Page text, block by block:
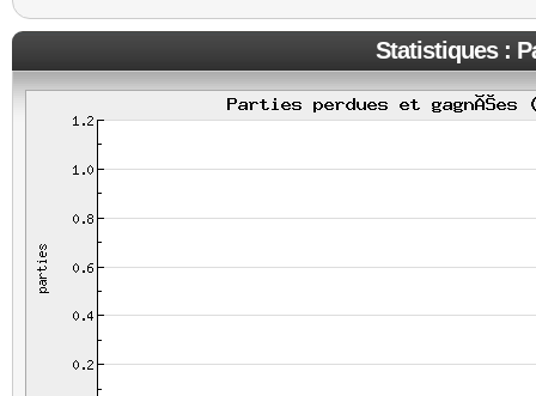
Statistiques :